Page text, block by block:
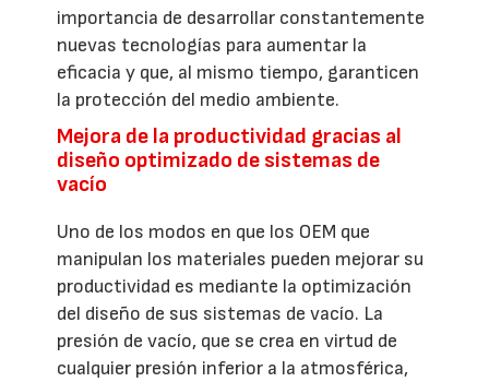
importancia de desarrollar constantemente
nuevas tecnologías para aumentar la
eficacia y que, al mismo tiempo, garanticen
la protección del medio ambiente.
Mejora de la productividad gracias al
diseño optimizado de sistemas de
vacío
Uno de los modos en que los OEM que
manipulan los materiales pueden mejorar su
productividad es mediante la optimización
del diseño de sus sistemas de vacío. La
presión de vacío, que se crea en virtud de
cualquier presión inferior a la atmosférica,